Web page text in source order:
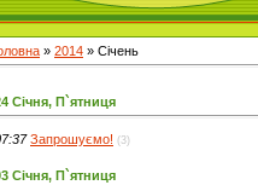
» 2014 » Січень
Січня, П`ятниця
Запрошуємо! (3)
Січня, П`ятниця